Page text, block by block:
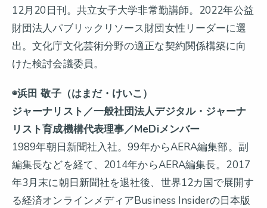
12月20日刊。共立女子大学非常勤講師。2022年公益
財団法人パブリックリソース財団女性リーダーに選
出。文化庁文化芸術分野の適正な契約関係構築に向
けた検討会議委員。
◉浜田 敬子（はまだ・けいこ）
ジャーナリスト／一般社団法人デジタル・ジャーナ
リスト育成機構代表理事／MeDiメンバー
1989年朝日新聞社入社。99年からAERA編集部。副
編集長などを経て、2014年からAERA編集長。2017
年3月末に朝日新聞社を退社後、世界12カ国で展開す
る経済オンラインメディアBusiness Insiderの日本版